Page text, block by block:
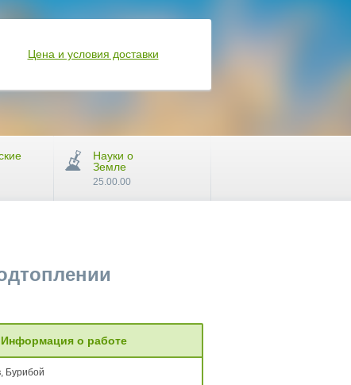
Информация о работе
Бурибой
Цена и условия доставки
Науки о
Земле
25.00.00